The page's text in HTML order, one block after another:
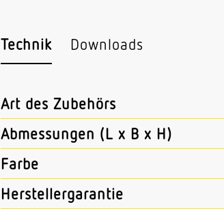
Technik Downloads
Art des Zubehörs
Abmessungen (L x B x H)
Farbe
Herstellergarantie